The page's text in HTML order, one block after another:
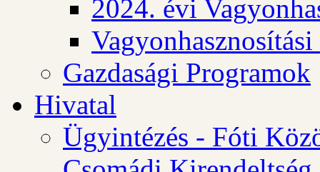
2024. évi
Gazdasági Programok
Hivatal
Ügyintézés - Fóti